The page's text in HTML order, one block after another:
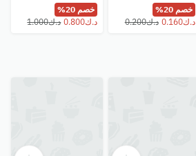
خصم 20%
⁦د.ك0.160⁩
⁦د.ك0.200⁩
خصم 20%
⁦د.ك1.000⁩